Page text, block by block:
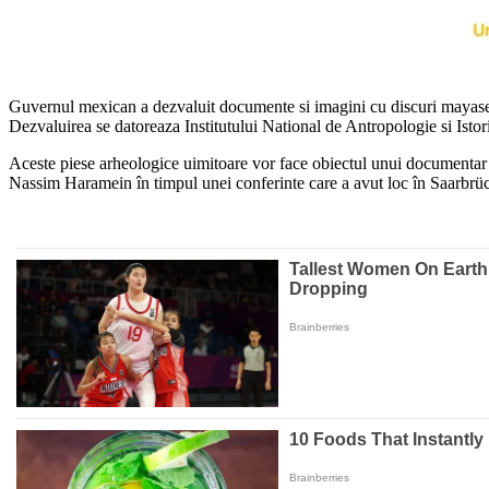
Guvernul mexican a dezvaluit documente si imagini cu discuri
Dezvaluirea se datoreaza Institutului National de Antropologie si
Aceste piese arheologice uimitoare vor face obiectul unui
Nassim Haramein în timpul unei conferinte care a avut loc în